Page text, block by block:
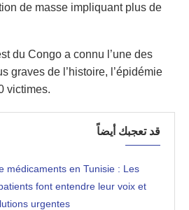
de masse impliquant plus de
du Congo a connu l’une des
graves de l’histoire, l’épidémie
victimes.
قد تعجبك أيضاً
médicaments en Tunisie : Les
font entendre leur voix et
urgentes